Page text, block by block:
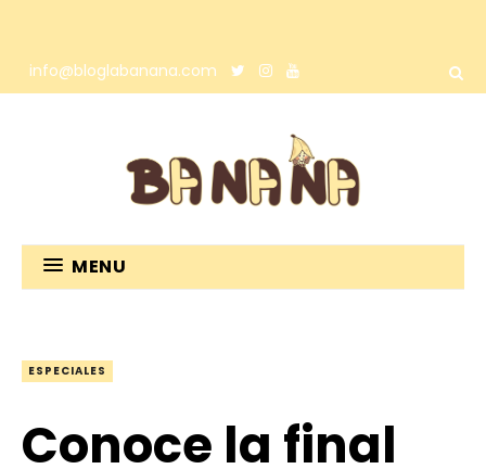
info@bloglabanana.com
MENU
ESPECIALES
Conoce la final